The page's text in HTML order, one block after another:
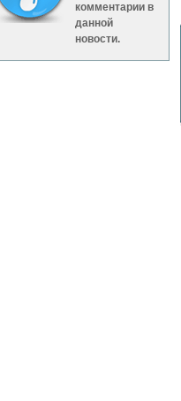
комментарии в
данной
новости.